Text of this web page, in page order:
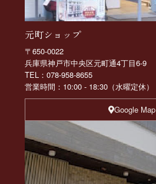
元町ショップ
〒650-0022
兵庫県神戸市中央区元町通4丁目6-9
TEL：078-958-8655
営業時間：10:00 - 18:30（水曜定休）
Google Map